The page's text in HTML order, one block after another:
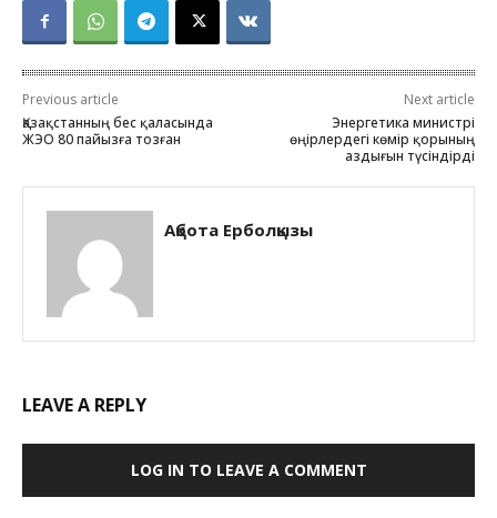
Previous article
Қазақстанның бес қаласында
ЖЭО 80 пайызға тозған
Next article
Энергетика министрі
өңірлердегі көмір қорының
аздығын түсіндірді
Ақбота Ерболқызы
LEAVE A REPLY
LOG IN TO LEAVE A COMMENT